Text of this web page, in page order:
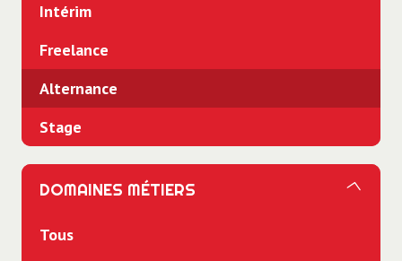
Intérim
Freelance
Alternance
Stage
DOMAINES MÉTIERS
Tous